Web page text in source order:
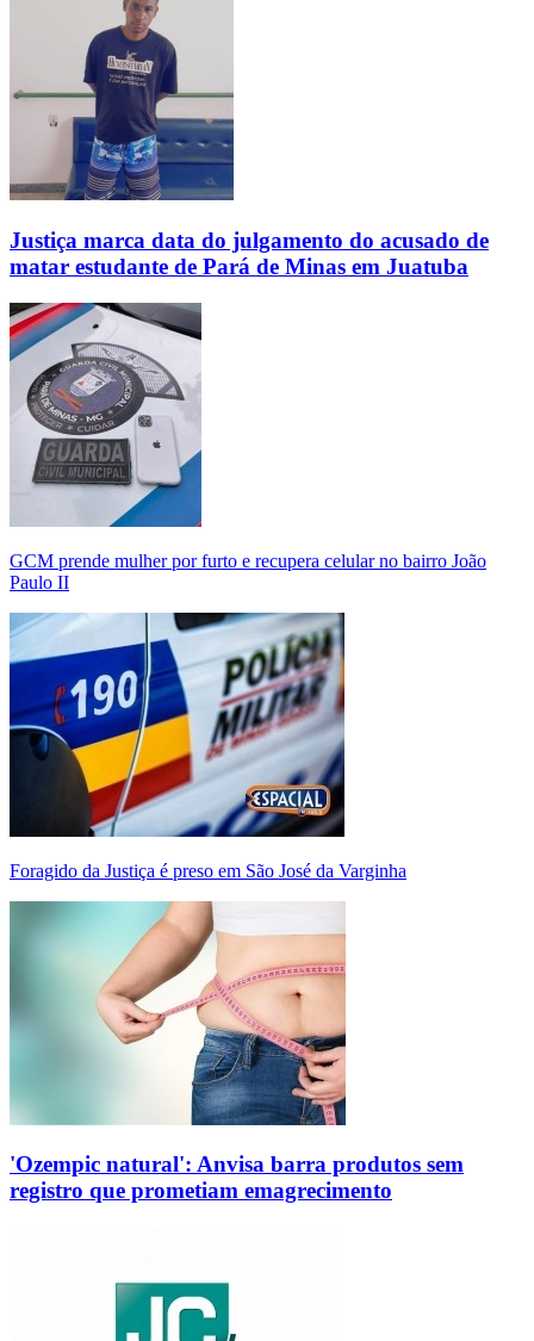
Justiça marca data do julgamento do acusado de
matar estudante de Pará de Minas em Juatuba
GCM prende mulher por furto e recupera celular no bairro João
Paulo II
Foragido da Justiça é preso em São José da Varginha
'Ozempic natural': Anvisa barra produtos sem
registro que prometiam emagrecimento